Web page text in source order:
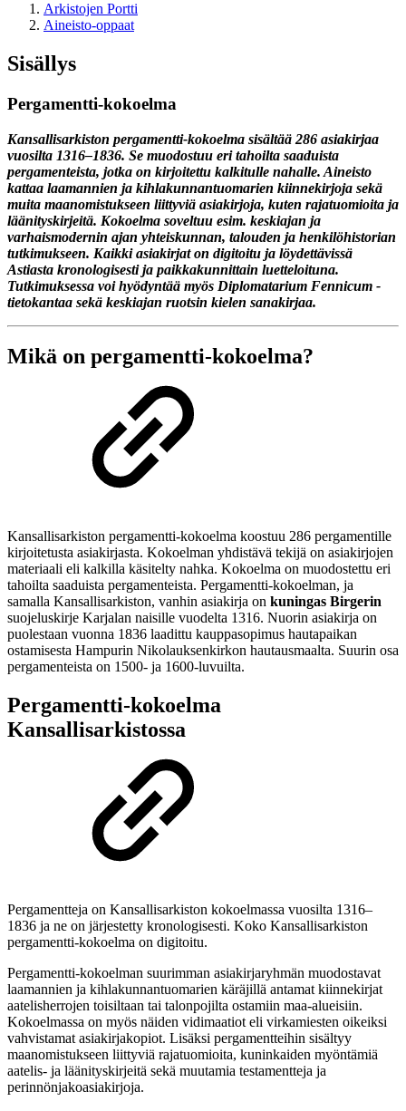
Arkistojen Portti
Aineisto-oppaat
Sisällys
Pergamentti-kokoelma
Kansallisarkiston pergamentti-kokoelma sisältää 286 asiakirjaa
vuosilta 1316–1836. Se muodostuu eri tahoilta saaduista
pergamenteista, jotka on kirjoitettu kalkitulle nahalle. Aineisto
kattaa laamannien ja kihlakunnantuomarien kiinnekirjoja sekä
muita maanomistukseen liittyviä asiakirjoja, kuten rajatuomioita ja
läänityskirjeitä. Kokoelma soveltuu esim. keskiajan ja
varhaismodernin ajan yhteiskunnan, talouden ja henkilöhistorian
tutkimukseen. Kaikki asiakirjat on digitoitu ja löydettävissä
Astiasta kronologisesti ja paikkakunnittain luetteloituna.
Tutkimuksessa voi hyödyntää myös Diplomatarium Fennicum -
tietokantaa sekä keskiajan ruotsin kielen sanakirjaa.
Mikä on pergamentti-kokoelma?
Kansallisarkiston pergamentti-kokoelma koostuu 286 pergamentille
kirjoitetusta asiakirjasta. Kokoelman yhdistävä tekijä on asiakirjojen
materiaali eli kalkilla käsitelty nahka. Kokoelma on muodostettu eri
tahoilta saaduista pergamenteista. Pergamentti-kokoelman, ja
samalla Kansallisarkiston, vanhin asiakirja on kuningas Birgerin
suojeluskirje Karjalan naisille vuodelta 1316. Nuorin asiakirja on
puolestaan vuonna 1836 laadittu kauppasopimus hautapaikan
ostamisesta Hampurin Nikolauksenkirkon hautausmaalta. Suurin osa
pergamenteista on 1500- ja 1600-luvuilta.
Pergamentti-kokoelma
Kansallisarkistossa
Pergamentteja on Kansallisarkiston kokoelmassa vuosilta 1316–
1836 ja ne on järjestetty kronologisesti. Koko Kansallisarkiston
pergamentti-kokoelma on digitoitu.
Pergamentti-kokoelman suurimman asiakirjaryhmän muodostavat
laamannien ja kihlakunnantuomarien käräjillä antamat kiinnekirjat
aatelisherrojen toisiltaan tai talonpojilta ostamiin maa-alueisiin.
Kokoelmassa on myös näiden vidimaatiot eli virkamiesten oikeiksi
vahvistamat asiakirjakopiot. Lisäksi pergamentteihin sisältyy
maanomistukseen liittyviä rajatuomioita, kuninkaiden myöntämiä
aatelis- ja läänityskirjeitä sekä muutamia testamentteja ja
perinnönjakoasiakirjoja.